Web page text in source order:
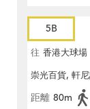
5B
往 香港大球場
崇光百貨, 軒
距離 80m